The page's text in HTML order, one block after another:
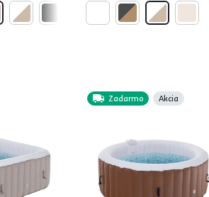
Zadarmo Akcia